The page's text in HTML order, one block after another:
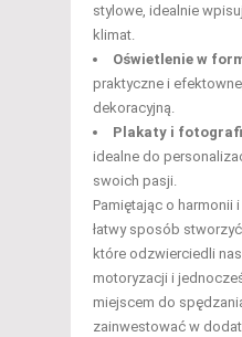
stylowe, idealnie
klimat.
Oświetlenie w
praktyczne i
dekoracyjną.
Plakaty i
idealne do
swoich pasji.
Pamiętając o harmonii
łatwy sposób
które odzwierciedli
motoryzacji i
miejscem do
zainwestować w